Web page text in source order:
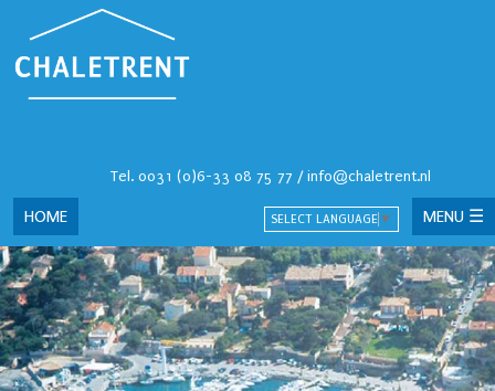
Tel. 0031 (0)6-33 08 75 77 / info@chaletrent.nl
HOME MENU ☰
SELECT LANGUAGE ▼